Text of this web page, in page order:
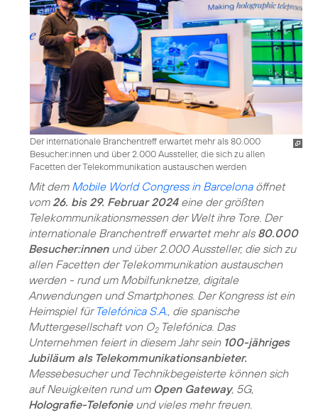
Der internationale Branchentreff erwartet mehr als 80.000
Besucher:innen und über 2.000 Aussteller, die sich zu allen
Facetten der Telekommunikation austauschen werden
Mit dem Mobile World Congress in Barcelonaöffnet
vom 26. bis 29. Februar 2024eine der größten
Telekommunikationsmessen der Welt ihre Tore. Der
internationale Branchentreff erwartet mehr als 80.000
Besucher:innenund über 2.000 Aussteller, die sich zu
allen Facetten der Telekommunikation austauschen
werden - rund um Mobilfunknetze, digitale
Anwendungen und Smartphones. Der Kongress ist ein
Heimspiel für Telefónica S.A. , die spanische
Muttergesellschaft von O2Telefónica. Das
Unternehmen feiert in diesem Jahr sein 100-jähriges
Jubiläum als Telekommunikationsanbieter.
Messebesucher und Technikbegeisterte können sich
auf Neuigkeiten rund um Open Gateway, 5G,
Holografie-Telefonieund vieles mehr freuen.